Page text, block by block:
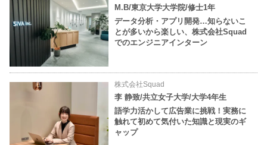
M.B/東京大学大学院/修士1年
データ分析・アプリ開発…知らないこ
とが多いから楽しい、株式会社Squad
でのエンジニアインターン
株式会社Squad
李 静致/共立女子大学/大学4年生
語学力活かして広告業に挑戦！実務に
触れて初めて気付いた知識と現実のギ
ャップ